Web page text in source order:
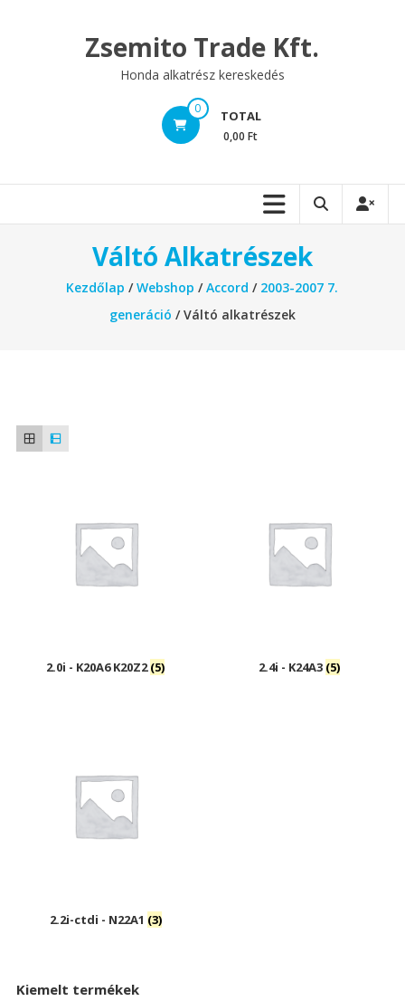
Zsemito Trade Kft.
Honda alkatrész kereskedés
0 TOTAL
0,00 Ft
Váltó Alkatrészek
Kezdőlap /Webshop /Accord / 2003-2007 7.
generáció / Váltó alkatrészek
2.0i - K20A6 K20Z2(5) 2.4i - K24A3 (5)
2.2i-ctdi - N22A1 (3)
Kiemelt termékek